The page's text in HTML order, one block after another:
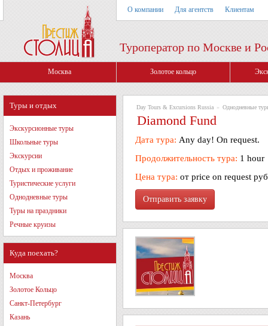
О компании Для агентств Клиентам
Туроператор по Москве и
Москва Золотое кольцо
Туры и отдых
Экскурсионные туры
Школьные туры
Экскурсии
Отдых и проживание
Туристические услуги
Однодневные туры
Туры на праздники
Речные круизы
Куда поехать?
Москва
Золотое Кольцо
Санкт-Петербург
Казань
Day Tours & Excursions Russia » Однодневные
Diamond Fund
Дата тура: Any day! On request.
Продолжительность тура: 1 hour
Цена тура: от price on request